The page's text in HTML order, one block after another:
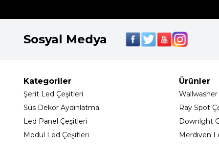
Sosyal Medya
Kategoriler
Şerit Led Çeşitleri
Süs Dekor Aydınlatma
Led Panel Çeşitleri
Modul Led Çeşitleri
Ürünler
Ray Spot
Downlght
Merdiven